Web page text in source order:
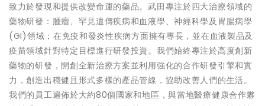
致力於發現和提供改變命運的藥品。武田專注於四大治療領域的
藥物研發：腫瘤、罕見遺傳疾病和血液學、神經科學及胃腸病學
(GI)領域；在免疫和發炎性疾病方面擁有專長，並在血液製品及
疫苗領域針對特定目標進行研發投資。我們始終專注於高度創新
藥物的研發，開創全新治療方案並利用強化的合作研發引擎和實
力，創造出穩健且形式多樣的產品管線，協助改善人們的生活。
我們的員工遍佈於大約80個國家和地區，與當地醫療健康合作夥